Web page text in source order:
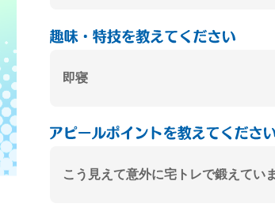
即寝
こう見えて意外に宅トレで鍛えてい